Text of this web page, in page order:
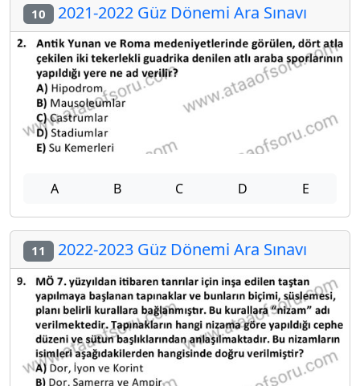
10 2021-2022 Güz Dönemi Ara Sınavı
A B C D E
11 2022-2023 Güz Dönemi Ara Sınavı